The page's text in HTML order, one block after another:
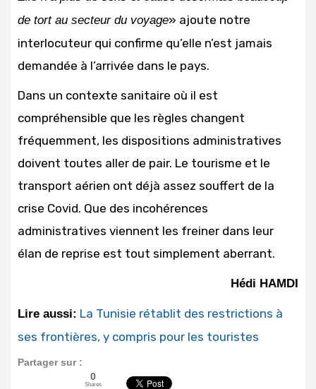
de tort au secteur du voyage» ajoute notre
interlocuteur qui confirme qu’elle n’est jamais
demandée à l’arrivée dans le pays.
Dans un contexte sanitaire où il est
compréhensible que les règles changent
fréquemment, les dispositions administratives
doivent toutes aller de pair. Le tourisme et le
transport aérien ont déjà assez souffert de la
crise Covid. Que des incohérences
administratives viennent les freiner dans leur
élan de reprise est tout simplement aberrant.
Hédi HAMDI
Lire aussi: La Tunisie rétablit des restrictions à
ses frontières, y compris pour les touristes
Partager sur :
0
Shares